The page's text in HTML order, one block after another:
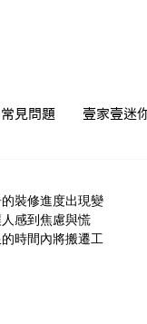
常見問題 壹家壹迷
裝修進度出現變
感到焦慮與慌
時間內將搬遷工